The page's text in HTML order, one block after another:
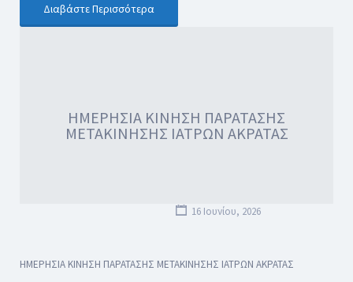
Διαβάστε Περισσότερα
ΗΜΕΡΗΣΙΑ ΚΙΝΗΣΗ ΠΑΡΑΤΑΣΗΣ
ΜΕΤΑΚΙΝΗΣΗΣ ΙΑΤΡΩΝ ΑΚΡΑΤΑΣ
16 Ιουνίου, 2026
ΗΜΕΡΗΣΙΑ ΚΙΝΗΣΗ ΠΑΡΑΤΑΣΗΣ ΜΕΤΑΚΙΝΗΣΗΣ ΙΑΤΡΩΝ ΑΚΡΑΤΑΣ